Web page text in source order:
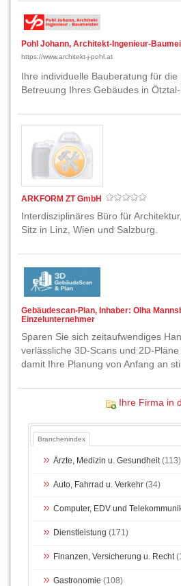
Pohl Johann, Architekt-Ingenieur-
https://www.architekt-j-pohl.at
Ihre individuelle Bauberatung für die
Betreuung Ihres Gebäudes in
ARKFORM ZT GmbH
Interdisziplinäres Büro für
Sitz in Linz, Wien und Salzburg.
Gebäudescan-Plan, Inhaber: Olha
Einzelunternehmer
Sparen Sie sich zeitaufwendiges
verlässliche 3D-Scans und 2D-Pläne
damit Ihre Planung von Anfang an
Ihre Firma in
Branchenindex
Ärzte, Medizin u. Gesundheit(113)
Auto, Fahrrad u. Verkehr (34)
Computer, EDV und
Dienstleistung (171)
Finanzen, Versicherung u. Recht
Gastronomie (108)